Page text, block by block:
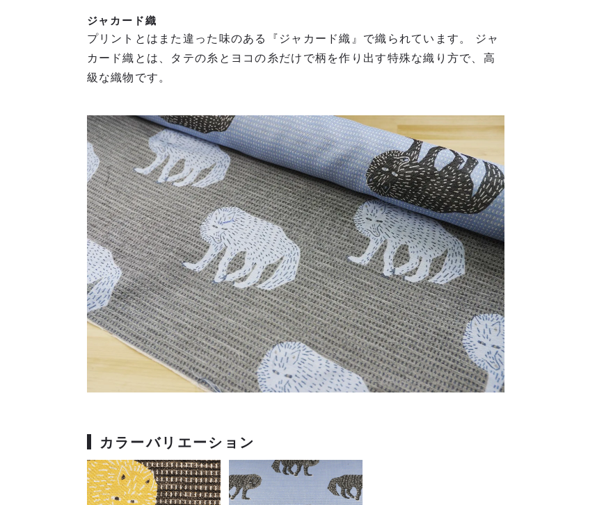
ジャカード織
プリントとはまた違った味のある『ジャカード織』で織られています。 ジャ
カード織とは、タテの糸とヨコの糸だけで柄を作り出す特殊な織り方で、高
級な織物です。
カラーバリエーション